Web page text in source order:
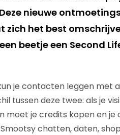
nieuwe
zich het best
beetje een Second
je contacten leggen met
tussen deze twee: als je
je credits kopen en je
chatten, daten,